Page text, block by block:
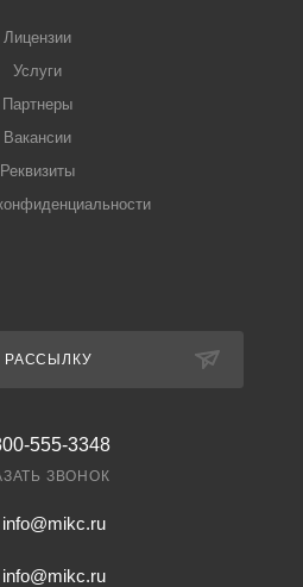
Лицензии
Услуги
Партнеры
Вакансии
Реквизиты
РАССЫЛКУ
555-3348
ЗВОНОК
info@mikc.ru
info@mikc.ru